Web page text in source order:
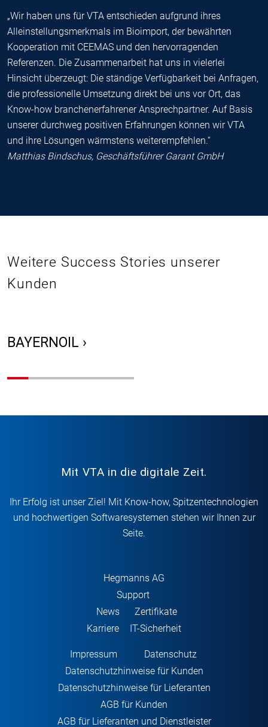
„Wir haben uns für VTA entschieden aufgrund ihres
Alleinstellungsmerkmals im Bioimport, der bewährten
Kooperation mit CEEMAS und den hervorragenden
Referenzen. Die Zusammenarbeit hat uns in vielerlei
Hinsicht überzeugt: Die ständige Verfügbarkeit bei Anfragen,
die professionelle Umsetzung direkt bei uns vor Ort, das
Know-how branchenerfahrener Ansprechpartner. Auf Basis
unserer durchweg positiven Erfahrungen können wir VTA
und ihre Lösungen wärmstens weiterempfehlen.“
Matthias Bindschus, Geschäftsführer Garant GmbH
Weitere Success Stories unserer
Kunden
BAYERNOIL ›
Mit VTA in die digitale Zeit.
Ihr Erfolg ist unser Ziel! Mit Know-how, Spitzentechnologien
und hochwertigen Softwaresystemen stehen wir Ihnen zur
Seite.
Hegmanns AG
Support
News
Zertifikate
Karriere
IT-Sicherheit
Impressum
Datenschutz
Datenschutzhinweise für Kunden
Datenschutzhinweise für Lieferanten
AGB für Kunden
AGB für Lieferanten und Dienstleister